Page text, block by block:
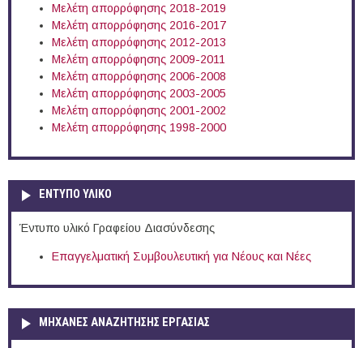
Μελέτη απορρόφησης 2018-2019
Μελέτη απορρόφησης 2016-2017
Μελέτη απορρόφησης 2012-2013
Μελέτη απορρόφησης 2009-2011
Μελέτη απορρόφησης 2006-2008
Μελέτη απορρόφησης 2003-2005
Μελέτη απορρόφησης 2001-2002
Μελέτη απορρόφησης 1998-2000
ΕΝΤΥΠΟ ΥΛΙΚΟ
Έντυπο υλικό Γραφείου Διασύνδεσης
Επαγγελματική Συμβουλευτική για Νέους και Νέες
ΜΗΧΑΝΕΣ ΑΝΑΖΗΤΗΣΗΣ ΕΡΓΑΣΙΑΣ